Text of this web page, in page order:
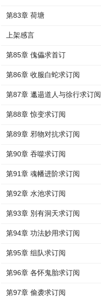
第83章 荷塘
上架感言
第85章 傀儡求首订
第86章 收服白蛇求订阅
第87章 邋遢道人与徐行求订阅
第88章 惊变求订阅
第89章 邪物对抗求订阅
第90章 吞噬求订阅
第91章 魂幡进阶求订阅
第92章 水池求订阅
第93章 別有洞天求订阅
第94章 功法妙用求订阅
第95章 组队求订阅
第96章 各怀鬼胎求订阅
第97章 偷袭求订阅